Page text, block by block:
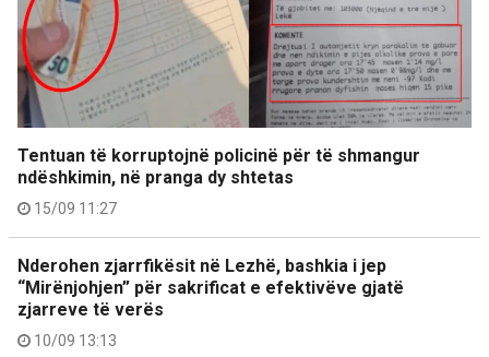
Tentuan të korruptojnë policinë për të shmangur
ndëshkimin, në pranga dy shtetas
15/09 11:27
Nderohen zjarrfikësit në Lezhë, bashkia i jep
“Mirënjohjen” për sakrificat e efektivëve gjatë
zjarreve të verës
10/09 13:13